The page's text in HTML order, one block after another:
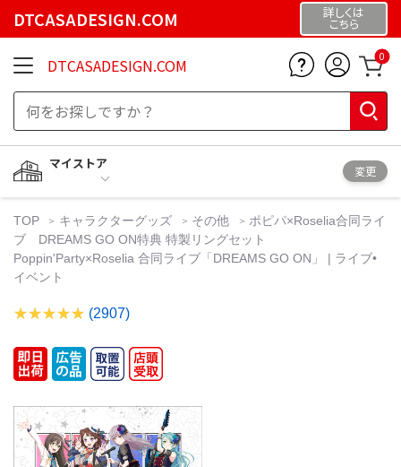
DTCASADESIGN.COM 詳しくは
こちら
DTCASADESIGN.COM 0
マイストア
変更
TOP キャラクターグッズ その他
ポピパ×Roselia合同ライ
ブ DREAMS GO ON特典 特製リングセット
Poppin'Party×Roselia 合同ライブ「DREAMS GO ON」 | ライブ•
イベント
(2907)